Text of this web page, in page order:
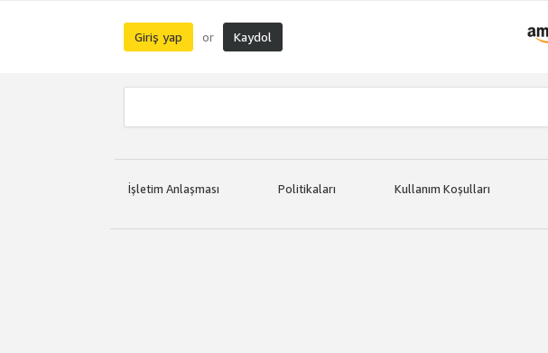
Giriş yap or Kaydol
İşletim Anlaşması Politikaları Kullanım Koşulları